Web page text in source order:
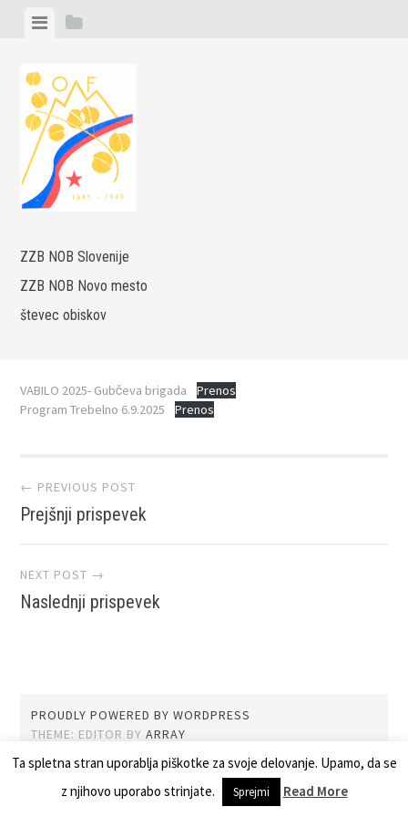
content
ViewView
ZZB NOB Slovenije
ZZB NOB Novo mesto
števec obiskov
VABILO 2025- Gubčeva brigada
Prenos
Program Trebelno 6.9.2025
Prenos
Post
navigation
← PREVIOUS POST
Prejšnji prispevek
NEXT POST →
Naslednji prispevek
PROUDLY POWERED BY WORDPRESS
THEME: EDITOR BYARRAY
Ta spletna stran uporablja piškotke za svoje delovanje. Upamo, da se
z njihovo uporabo strinjate.
Sprejmi Read More